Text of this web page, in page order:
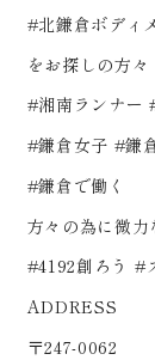
#北鎌倉ボディ
をお探しの方々
#湘南ランナー
#鎌倉女子 #鎌
#鎌倉で働く
方々の為に微
#4192創ろう #
ADDRESS
〒247-0062